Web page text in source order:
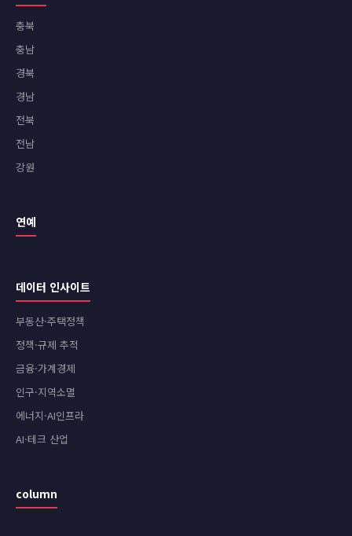
충북
충남
경북
경남
전북
전남
강원
연예
데이터 인사이트
부동산·주택정책
정책·규제 추적
금융·가계경제
인구·지역소멸
에너지·AI인프라
AI·테크 산업
column